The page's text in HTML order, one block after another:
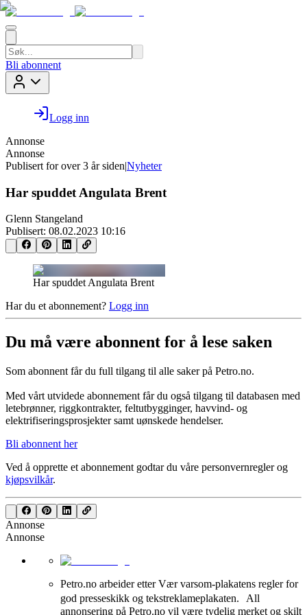
Bli abonnent
Logg inn
Annonse
Annonse
Publisert for over 3 år siden|Nyheter
Har spuddet Angulata Brent
Glenn Stangeland
Publisert: 08.02.2023 10:16
Har spuddet Angulata Brent
Har du et abonnement? Logg inn
Du må være abonnent for å lese saken
Som abonnent får du full tilgang til alle saker på Petro.no.
Med vårt utvidede abonnement får du også tilgang til databasen med
letebrønner, riggkontrakter, feltutbygginger, havvind- og
elektrifiseringsprosjekter samt uønskede hendelser.
Bli abonnent her
Ved å opprette et abonnement godtar du våre personvernreglerog
kjøpsvilkår.
Annonse
Annonse
Petro.no arbeider etter Vær varsom-plakatens regler for
god presseskikk og tekstreklameplakaten. All
annonsering på Petro.no vil være tydelig merket og skilt